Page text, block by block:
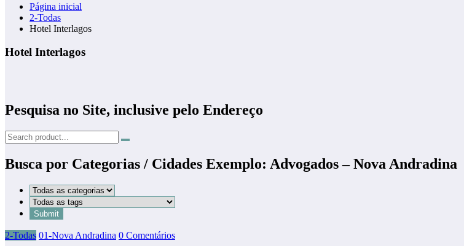
Página inicial
2-Todas
Hotel Interlagos
Hotel Interlagos
Pesquisa no Site, inclusive pelo Endereço
Busca por Categorias / Cidades Exemplo: Advogados – Nova Andradina
2-Todas 01-Nova Andradina 0 Comentários